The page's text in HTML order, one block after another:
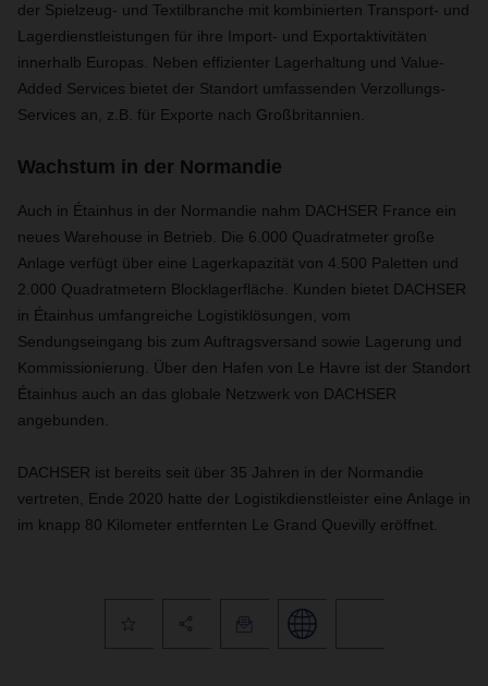
der Spielzeug- und Textilbranche mit kombinierten Transport- und
Lagerdienstleistungen für ihre Import- und Exportaktivitäten
innerhalb Europas. Neben effizienter Lagerhaltung und Value-
Added Services bietet der Standort umfassenden Verzollungs-
Services an, z.B. für Exporte nach Großbritannien.
Wachstum in der Normandie
Auch in Étainhus in der Normandie nahm DACHSER France ein
neues Warehouse in Betrieb. Die 6.000 Quadratmeter große
Anlage verfügt über eine Lagerkapazität von 4.500 Paletten und
2.000 Quadratmetern Blocklagerfläche. Kunden bietet DACHSER
in Étainhus umfangreiche Logistiklösungen, vom
Sendungseingang bis zum Auftragsversand sowie Lagerung und
Kommissionierung. Über den Hafen von Le Havre ist der Standort
Étainhus auch an das globale Netzwerk von DACHSER
angebunden.
DACHSER ist bereits seit über 35 Jahren in der Normandie
vertreten, Ende 2020 hatte der Logistikdienstleister eine Anlage in
im knapp 80 Kilometer entfernten Le Grand Quevilly eröffnet.